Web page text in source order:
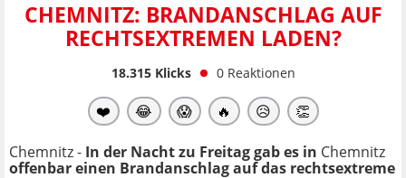
CHEMNITZ: BRANDANSCHLAG AUF
RECHTSEXTREMEN LADEN?
18.315Klicks 0 Reaktionen
❤️ 😂 😱 🔥 😥 👏
Chemnitz - In der Nacht zu Freitag gab es in Chemnitz
offenbar einen Brandanschlag auf das rechtsextreme